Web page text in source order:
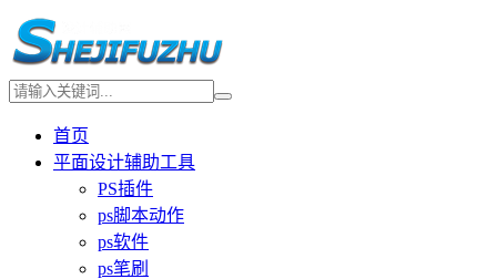
首页
平面设计辅助工具
PS插件
ps脚本动作
ps软件
ps笔刷